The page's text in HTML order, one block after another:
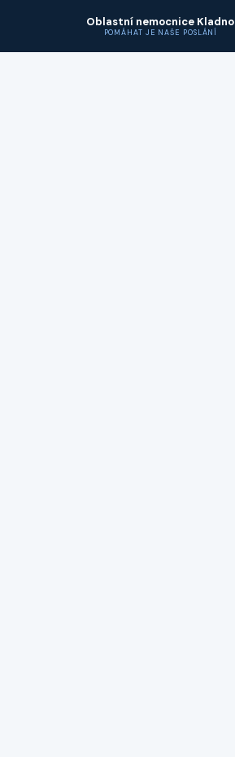
Oblastní nemocnice Kladno
POMÁHAT JE NAŠE POSLÁNÍ